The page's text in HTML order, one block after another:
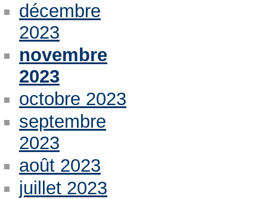
décembre
2023
novembre
2023
octobre 2023
septembre
2023
août 2023
juillet 2023